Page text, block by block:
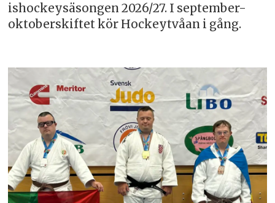
ishockeysäsongen 2026/27. I september-
oktoberskiftet kör Hockeytvåan i gång.